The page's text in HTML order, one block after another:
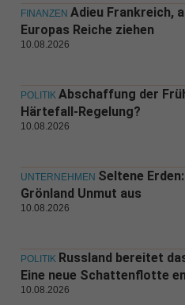
FINANZEN Adieu Frankreich,
Europas Reiche ziehen
10.08.2026
POLITIK Abschaffung der
Härtefall-Regelung?
10.08.2026
UNTERNEHMEN Seltene
Grönland Unmut aus
10.08.2026
POLITIK Russland bereitet
Eine neue Schattenflotte
10.08.2026